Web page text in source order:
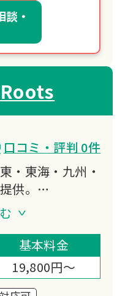
・
口コミ・評判 0件
・東海・九州・
供。
買取できないも
ロが最短当日対
満足度
基本料金
19,800円～